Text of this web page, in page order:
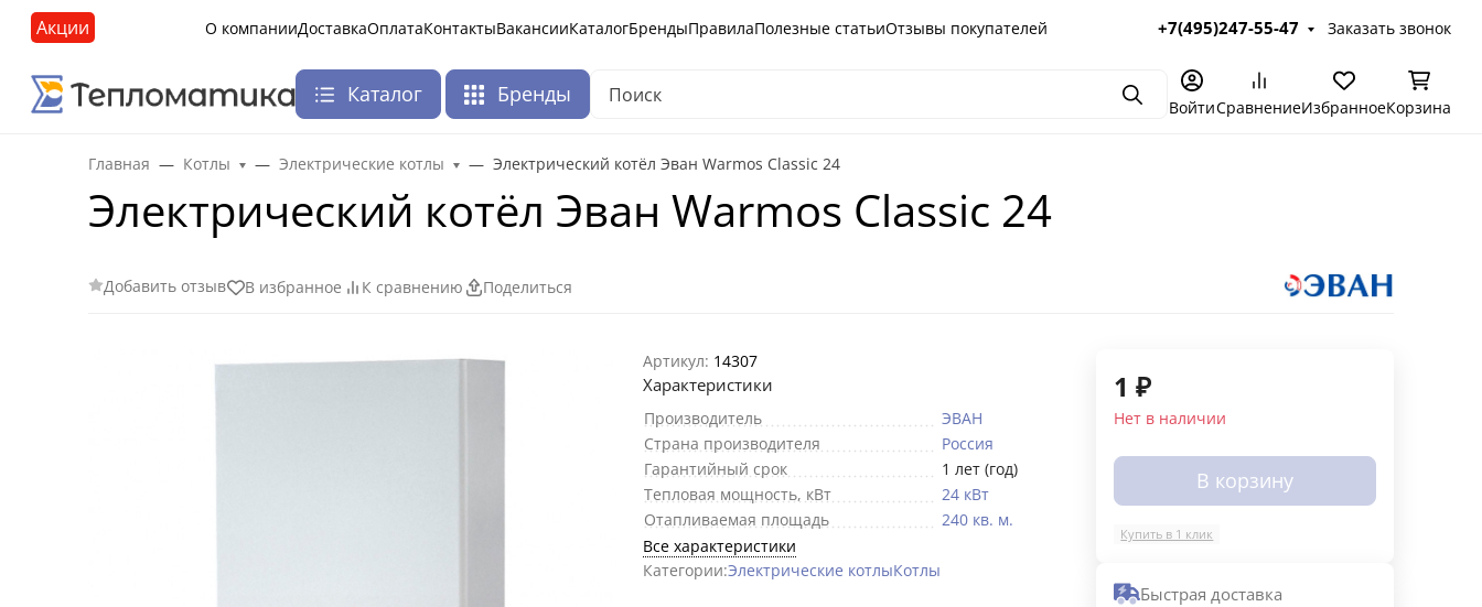
Акции О компанииДоставкаОплатаКонтактыВакансииКаталогБрендыПравилаПолезные статьиОтзывы покупателей +7(495)247-55-47 Заказать звонок
Каталог Бренды ПоискВойтиСравнениеИзбранноеКорзина
Главная Котлы Электрические котлы Электрический котёл Эван Warmos Classic 24
Электрический котёл Эван Warmos Classic 24
Добавить отзыв В избранное К сравнению Поделиться
Артикул: 14307
Характеристики
Производитель
ЭВАН
Страна производителя
Россия
Гарантийный срок
1 лет (год)
Тепловая мощность, кВт
24 кВт
Отапливаемая площадь
240 кв. м.
Все характеристики
Категории:Электрические котлыКотлы
1 ₽
Нет в наличии
В корзину
Купить в 1 клик
Быстрая доставка